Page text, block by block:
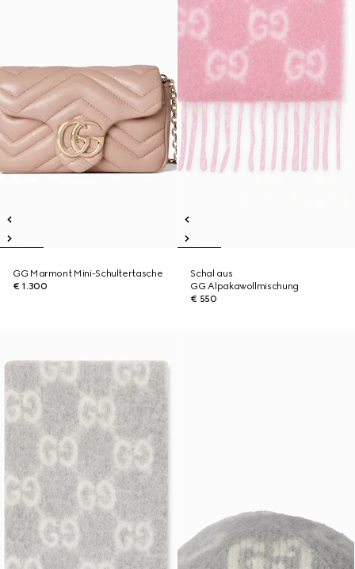
GG Marmont Mini-Schultertasche
€ 1.300
Schal aus
GG Alpakawollmischung
€ 550